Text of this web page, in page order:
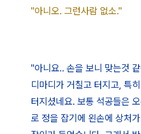
"아니오. 그런사람 없소."
"아니요.. 손을 보니 맞는것
디마디가 거칠고 터지고, 특
터지셨네요. 보통 석공들은
로 정을 잡기에 왼손에 상처